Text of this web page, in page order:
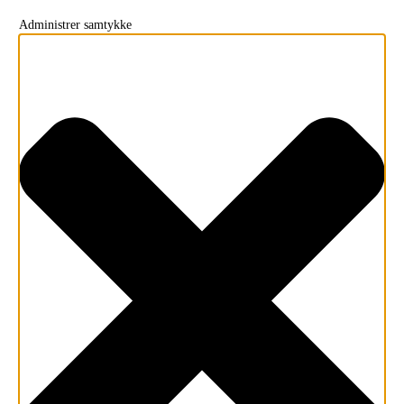
Administrer samtykke